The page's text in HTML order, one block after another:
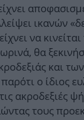
ικανών
να
θα
και
ο ίδιος
ακροδεξιές
τους